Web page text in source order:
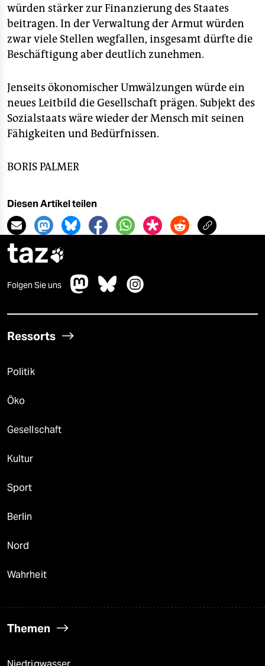
würden stärker zur Finanzierung des Staates
beitragen. In der Verwaltung der Armut würden
zwar viele Stellen wegfallen, insgesamt dürfte die
Beschäftigung aber deutlich zunehmen.
Jenseits ökonomischer Umwälzungen würde ein
neues Leitbild die Gesellschaft prägen. Subjekt des
Sozialstaats wäre wieder der Mensch mit seinen
Fähigkeiten und Bedürfnissen.
BORIS PALMER
Diesen Artikel teilen
taz
Folgen Sie uns
Ressorts
Politik
Öko
Gesellschaft
Kultur
Sport
Berlin
Nord
Wahrheit
Themen